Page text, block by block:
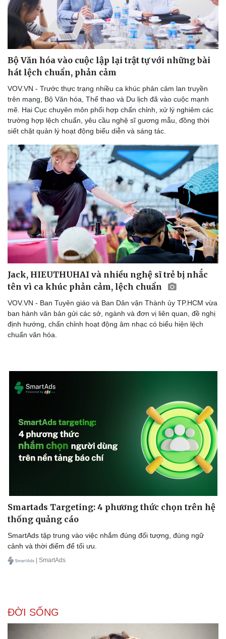
Doanh nghiệp
Thông tin doanh nghiệp
Doanh nghiệp 24h
Doanh nhân
Vì cộng đồng
Công nghệ
Sành điệu
Chuyển đổi số
Bộ Văn hóa vào cuộc lập lại trật tự với những bài
hát lệch chuẩn, phản cảm
VOV.VN - Trước thực trạng nhiều ca khúc phản cảm lan truyền
trên mạng, Bộ Văn hóa, Thể thao và Du lịch đã vào cuộc mạnh
mẽ. Hai Cục chuyên môn phối hợp chấn chỉnh, xử lý nghiêm các
trường hợp lệch chuẩn, yêu cầu nghệ sĩ gương mẫu, đồng thời
siết chặt quản lý hoạt động biểu diễn và sáng tác.
Jack, HIEUTHUHAI và nhiều nghệ sĩ trẻ bị nhắc
tên vì ca khúc phản cảm, lệch chuẩn
VOV.VN - Ban Tuyên giáo và Ban Dân vận Thành ủy TP.HCM vừa
ban hành văn bản gửi các sở, ngành và đơn vị liên quan, đề nghị
định hướng, chấn chỉnh hoạt động âm nhạc có biểu hiện lệch
chuẩn văn hóa.
Smartads Targeting: 4 phương thức chọn trên hệ
thống quảng cáo
SmartAds tập trung vào việc nhắm đúng đối tượng, đúng ngữ
cảnh và thời điểm để tối ưu.
| SmartAds
ĐỜI SỐNG